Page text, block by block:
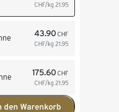
CHF/kg 21.95
43.90 CHF
CHF/kg 21.95
175.60 CHF
CHF/kg 21.95
den Warenkorb